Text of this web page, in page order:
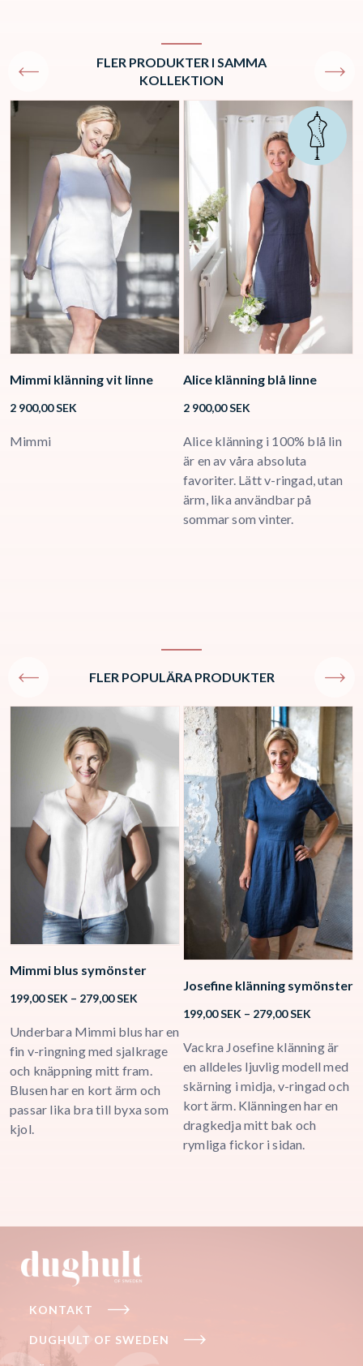
FLER PRODUKTER I SAMMA
KOLLEKTION
Mimmi klänning vit linne
2 900,00SEK
Mimmi
Alice klänning blå linne
2 900,00SEK
Alice klänning i 100% blå lin
är en av våra absoluta
favoriter. Lätt v-ringad, utan
ärm, lika användbar på
sommar som vinter.
FLER POPULÄRA PRODUKTER
Mimmi blus symönster
199,00SEK – 279,00SEK
199,00 SEK
through
279,00 SEK
Underbara Mimmi blus har en
fin v-ringning med sjalkrage
och knäppning mitt fram.
Blusen har en kort ärm och
passar lika bra till byxa som
kjol.
Josefine klänning symönster
199,00SEK – 279,00SEK
199,00
through
279,00
Vackra Josefine klänning är
en alldeles ljuvlig modell med
skärning i midja, v-ringad och
kort ärm. Klänningen har en
dragkedja mitt bak och
rymliga fickor i sidan.
KONTAKT
DUGHULT OF SWEDEN